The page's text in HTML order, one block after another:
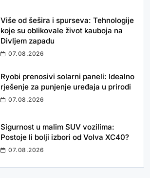
Više od šešira i spurseva: Tehnologije
koje su oblikovale život kauboja na
Divljem zapadu
07.08.2026
Ryobi prenosivi solarni paneli: Idealno
rješenje za punjenje uređaja u prirodi
07.08.2026
Sigurnost u malim SUV vozilima:
Postoje li bolji izbori od Volva XC40?
07.08.2026